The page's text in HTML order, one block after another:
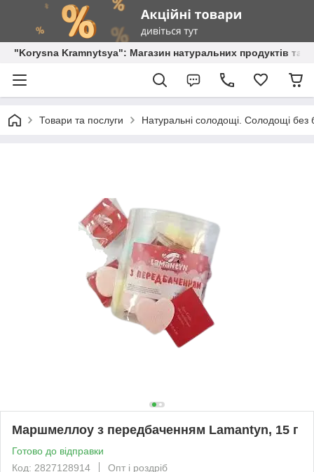
"Korysna Kramnytsya": Магазин натуральних продуктів та
Товари та послуги Натуральні солодощі. Солодощі без
Маршмеллоу з передбаченням Lamantyn, 15 г
Готово до відправки
Код: 2827128914
Опт і роздріб